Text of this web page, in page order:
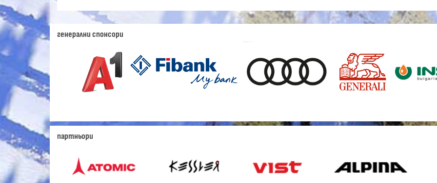
генерални спонсори
партньори